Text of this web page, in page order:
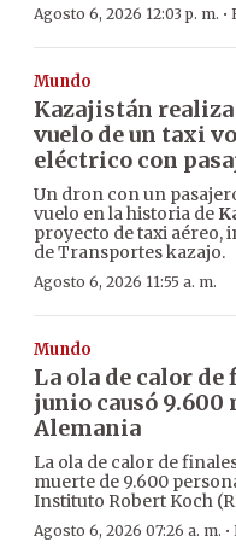
Agosto 6, 2026 12:03 p. m. ·
Mundo
Kazajistán
vuelo de un taxi
eléctrico con
Un dron con un
vuelo en la historia de
proyecto de taxi aéreo,
de Transportes kazajo.
Agosto 6, 2026 11:55 a. m.
Mundo
La ola de calor de
junio causó 9.600
Alemania
La ola de calor de
muerte de 9.600
Instituto Robert Koch
Agosto 6, 2026 07:26 a. m. ·